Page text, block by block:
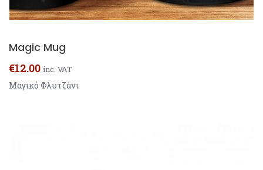
Magic Mug
€12.00 inc. VAT
Μαγικό Φλυτζάνι